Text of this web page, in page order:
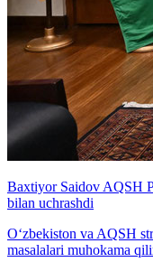
Baxtiyor Saidov AQSH
bilan uchrashdi
O‘zbekiston va AQSH
masalalari muhokama